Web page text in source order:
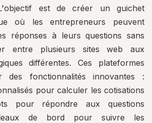
est de créer un guichet
où les entrepreneurs peuvent
réponses à leurs questions sans
entre plusieurs sites web aux
différentes. Ces plateformes
des fonctionnalités innovantes :
pour calculer les cotisations
pour répondre aux questions
de bord pour suivre les